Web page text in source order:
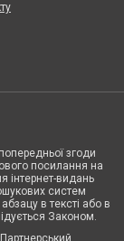
згоди
посилання на
інтернет-видань
систем
в тексті або в
Законом.